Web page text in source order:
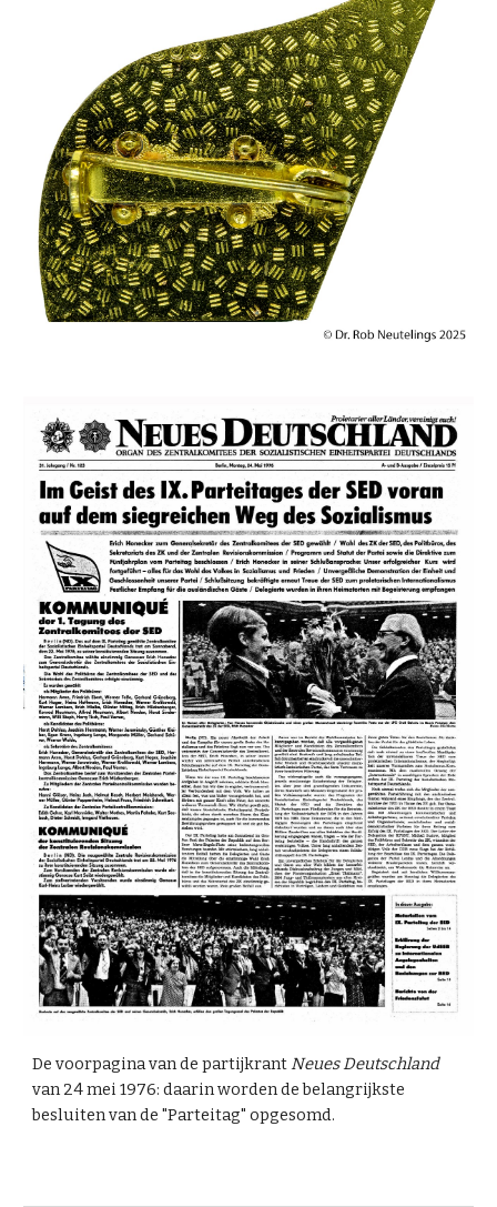
De voorpagina van de partijkrantNeues Deutschland
van 24 mei 1976: daarin worden de belangrijkste
besluiten van de "Parteitag" opgesomd.